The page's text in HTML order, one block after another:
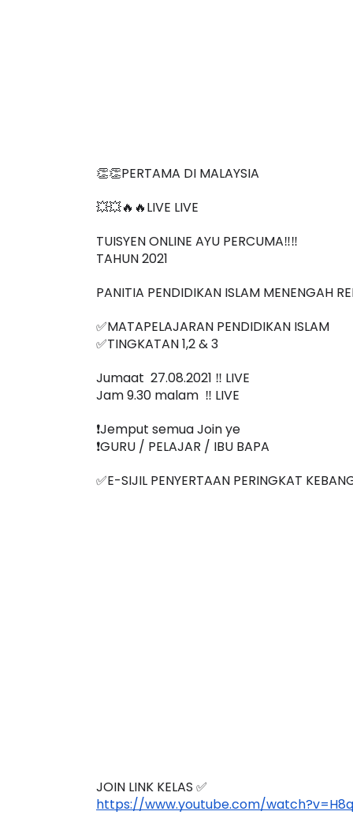
👏👏PERTAMA DI MALAYSIA
💥💥🔥🔥LIVE LIVE
TUISYEN ONLINE AYU PERCUMA‼️‼️
TAHUN 2021
PANITIA PENDIDIKAN ISLAM MENENGAH
✅MATAPELAJARAN PENDIDIKAN ISLAM
✅TINGKATAN 1,2 & 3
Jumaat  27.08.2021 ‼️ LIVE
Jam 9.30 malam  ‼️ LIVE
❗️Jemput semua Join ye
❗️GURU / PELAJAR / IBU BAPA
✅E-SIJIL PENYERTAAN PERINGKAT
JOIN LINK KELAS ✅
https://www.youtube.com/